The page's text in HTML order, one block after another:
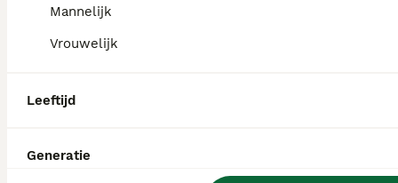
Mannelijk
Vrouwelijk
Leeftijd
Generatie
(13.9km)